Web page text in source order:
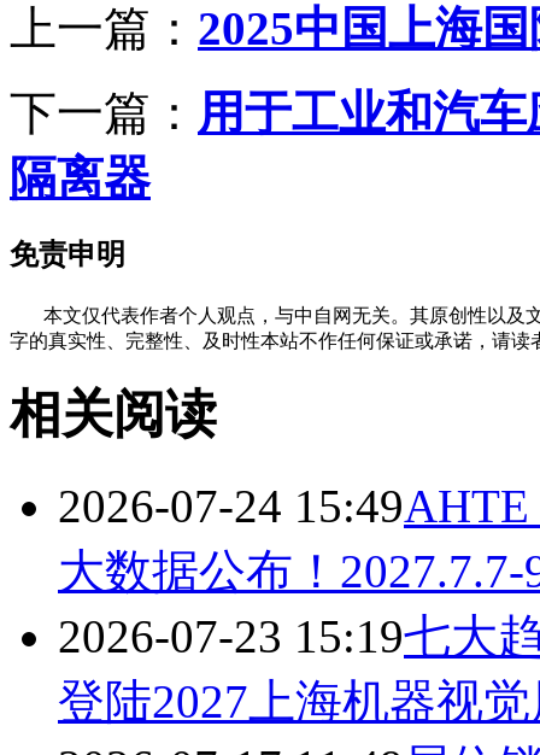
上一篇： 2025中国上海
下一篇： 用于工业和汽
隔离器
免责申明
本文仅代表作者个人观点，与中自网无关。其原创性以及
字的真实性、完整性、及时性本站不作任何保证或承诺，请
相关阅读
2026-07-24 15:49
大数据公布！2027.7.7-
2026-07-23 15:19七大
登陆2027上海机器视